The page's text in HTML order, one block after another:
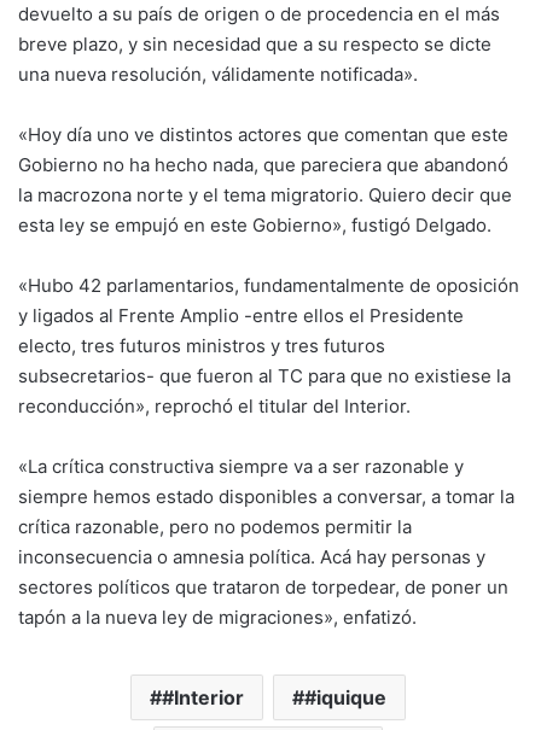
devuelto a su país de origen o de procedencia en el más
breve plazo, y sin necesidad que a su respecto se dicte
una nueva resolución, válidamente notificada».
«Hoy día uno ve distintos actores que comentan que este
Gobierno no ha hecho nada, que pareciera que abandonó
la macrozona norte y el tema migratorio. Quiero decir que
esta ley se empujó en este Gobierno», fustigó Delgado.
«Hubo 42 parlamentarios, fundamentalmente de oposición
y ligados al Frente Amplio -entre ellos el Presidente
electo, tres futuros ministros y tres futuros
subsecretarios- que fueron al TC para que no existiese la
reconducción», reprochó el titular del Interior.
«La crítica constructiva siempre va a ser razonable y
siempre hemos estado disponibles a conversar, a tomar la
crítica razonable, pero no podemos permitir la
inconsecuencia o amnesia política. Acá hay personas y
sectores políticos que trataron de torpedear, de poner un
tapón a la nueva ley de migraciones», enfatizó.
#Interior #iquique